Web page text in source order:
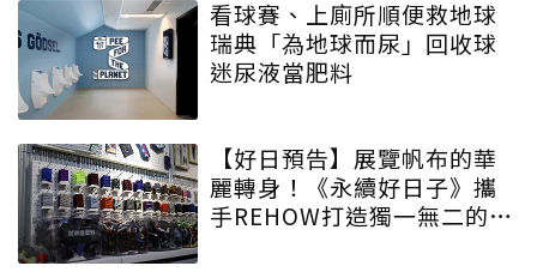
看球賽、上廁所順便救地球
瑞典「為地球而尿」回收球
迷尿液當肥料
【好日預告】展覽帆布的華
麗轉身！《永續好日子》攜
手REHOW打造獨一無二的